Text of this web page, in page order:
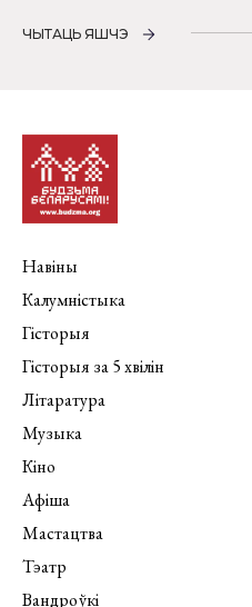
ЧЫТАЦЬ ЯШЧЭ
Навіны
Калумністыка
Гісторыя
Гісторыя за 5 хвілін
Літаратура
Музыка
Кіно
Афіша
Мастацтва
Тэатр
Вандроўкі